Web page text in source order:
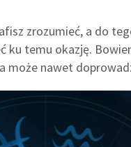
zrozumieć, a do
temu okazję.
może nawet